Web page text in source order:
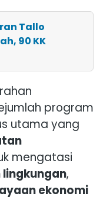
Tallo
90 KK
program
utama yang
mengatasi
,
ekonomi